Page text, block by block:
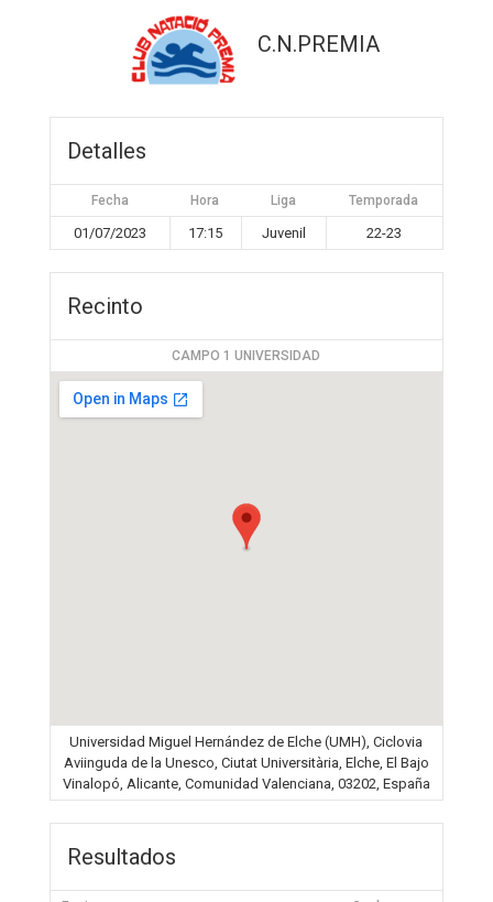
C.N.PREMIA
Detalles
Fecha Hora Liga Temporada
01/07/2023 17:15 Juvenil 22-23
Recinto
CAMPO 1 UNIVERSIDAD
Universidad Miguel Hernández de Elche (UMH), Ciclovia
Aviinguda de la Unesco, Ciutat Universitària, Elche, El Bajo
Vinalopó, Alicante, Comunidad Valenciana, 03202, España
Resultados